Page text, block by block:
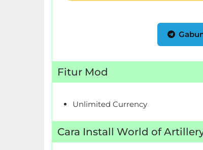
Fitur Mod
Unlimited Currency
Cara Install World of